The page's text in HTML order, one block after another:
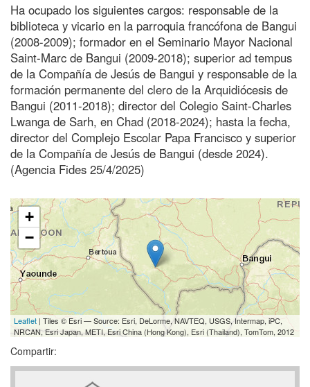
Ha ocupado los siguientes cargos: responsable de la
biblioteca y vicario en la parroquia francófona de Bangui
(2008-2009); formador en el Seminario Mayor Nacional
Saint-Marc de Bangui (2009-2018); superior ad tempus
de la Compañía de Jesús de Bangui y responsable de la
formación permanente del clero de la Arquidiócesis de
Bangui (2011-2018); director del Colegio Saint-Charles
Lwanga de Sarh, en Chad (2018-2024); hasta la fecha,
director del Complejo Escolar Papa Francisco y superior
de la Compañía de Jesús de Bangui (desde 2024).
(Agencia Fides 25/4/2025)
+
−
Leaflet | Tiles © Esri — Source: Esri, DeLorme, NAVTEQ, USGS, Intermap, iPC,
NRCAN, Esri Japan, METI, Esri China (Hong Kong), Esri (Thailand), TomTom, 2012
Compartir: